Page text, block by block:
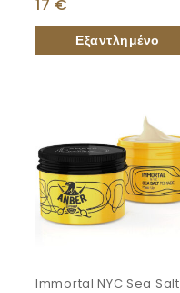
120g
17 €
Immortal NYC Sea Salt